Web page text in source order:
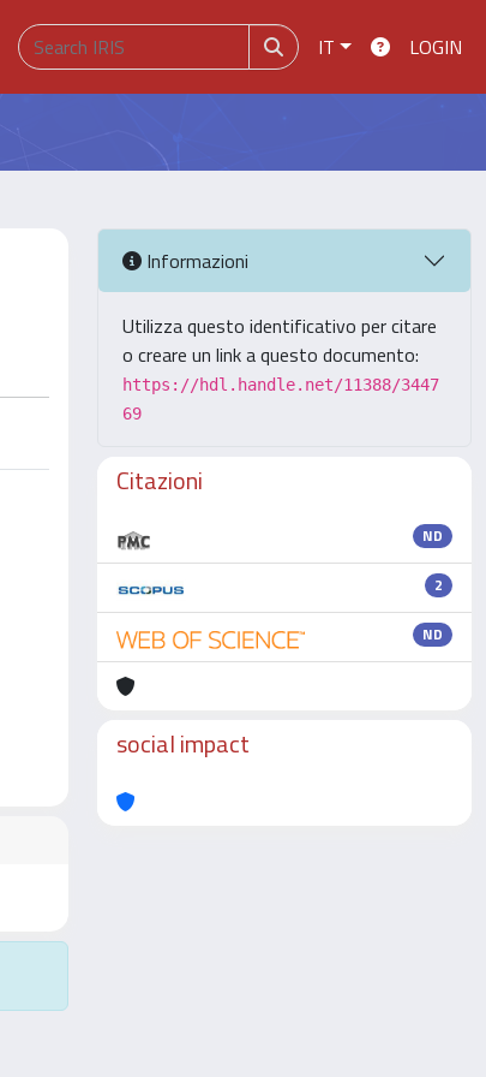
IT LOGIN
Informazioni
Utilizza questo identificativo per citare
o creare un link a questo documento:
https://hdl.handle.net/11388/3447
69
Citazioni
ND
2
ND
social impact